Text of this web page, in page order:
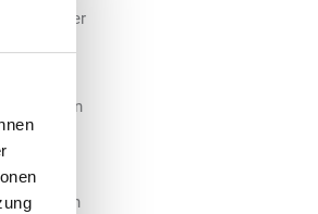
das Polster
Investition
ist
auf den